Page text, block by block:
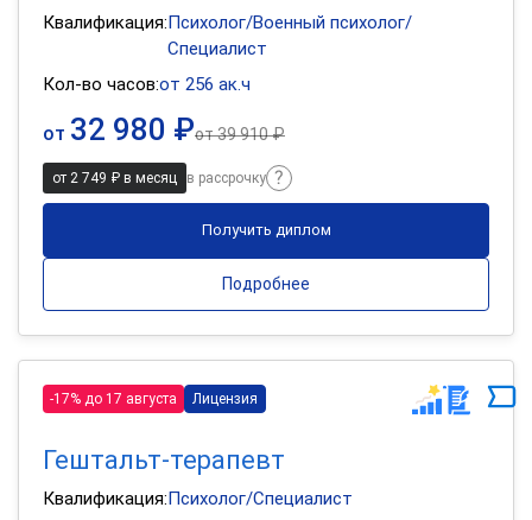
Квалификация:Психолог/Военный психолог/
Специалист
Кол-во часов:от 256 ак.ч
от 32 980 ₽от39 910 ₽
от 2 749 ₽ в месяц в рассрочку
Получить диплом
Подробнее
-17% до 17 августа Лицензия
Гештальт-терапевт
Квалификация:Психолог/Специалист